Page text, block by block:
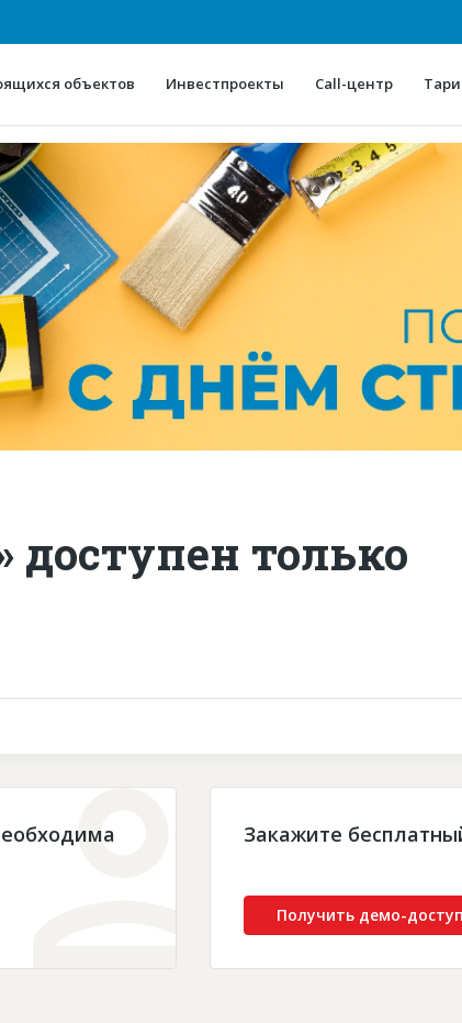
объектов Инвестпроекты Call-центр
О проекте
Конкурентные преимущества
Горячие объекты
Глоссарий
доступен только
Закажите
Получить демо-доступ